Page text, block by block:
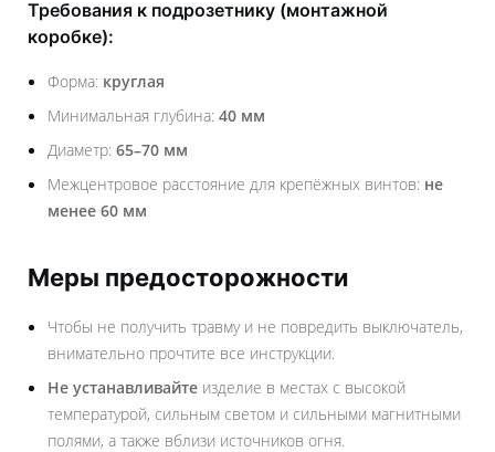
Требования к подрозетнику (монтажной
коробке):
Форма: круглая
Минимальная глубина: 40 мм
Диаметр: 65–70 мм
Межцентровое расстояние для крепёжных винтов: не
менее 60 мм
Меры предосторожности
Чтобы не получить травму и не повредить выключатель,
внимательно прочтите все инструкции.
Не устанавливайте изделие в местах с высокой
температурой, сильным светом и сильными магнитными
полями, а также вблизи источников огня.